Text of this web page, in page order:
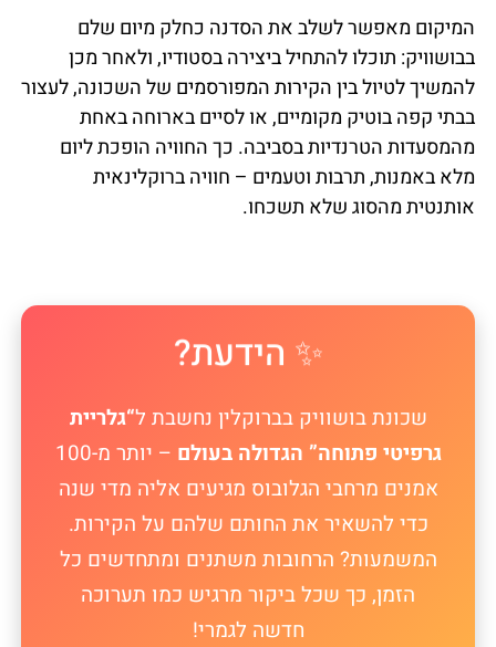
המיקום מאפשר לשלב את הסדנה כחלק מיום שלם
בבושוויק: תוכלו להתחיל ביצירה בסטודיו, ולאחר מכן
להמשיך לטיול בין הקירות המפורסמים של השכונה, לעצור
בבתי קפה בוטיק מקומיים, או לסיים בארוחה באחת
מהמסעדות הטרנדיות בסביבה. כך החוויה הופכת ליום
מלא באמנות, תרבות וטעמים – חוויה ברוקלינאית
אותנטית מהסוג שלא תשכחו.
✨ הידעת?
שכונת בושוויק בברוקלין נחשבת ל“גלריית
גרפיטי פתוחה” הגדולה בעולם
– יותר מ-100
אמנים מרחבי הגלובוס מגיעים אליה מדי שנה
כדי להשאיר את החותם שלהם על הקירות.
המשמעות? הרחובות משתנים ומתחדשים כל
הזמן, כך שכל ביקור מרגיש כמו תערוכה
חדשה לגמרי!